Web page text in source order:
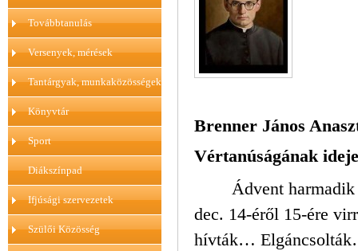
Továbbtanulás
Versenyek, mérések
Tantárgyak, munkaközösségek
Könyvtár
Sport
Diákszínpad
Ifjúsági szervezetek
Szülői Közösség
Brenner János
Vértanúságának
Ádvent
dec. 14-éről 15-ére
hívták…